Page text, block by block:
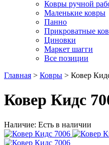
Ковры ручной
Маленькие ковры
Панно
Прикроватные
Циновки
Маркет шагги
Все позиции
Главная > Ковры > Ковер
Ковер Кидс
Наличие: Есть в наличии